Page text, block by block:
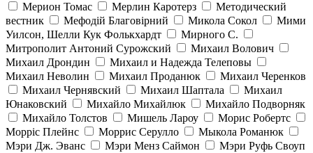
Мерион Томас
Мерлин Каротерз
Методический
вестник
Мефодій Благовірний Микола Сокол
Мими
Уилсон, Шелли Кук Фолькхардт
Мирного С.
Митрополит Антоний Сурожский
Михаил Волович
Михаил Дрондин
Михаил и Надежда Телеповы
Михаил Неволин
Михаил Проданюк
Михаил Черенков
Михаил Чернявский
Михаил Шаптала
Михаил
Юнаковский
Михайло Михайлюк
Михайло Подворняк
Михайло Толстов
Мишель Лароу
Морис Робертс
Морріс Плейнс
Моррис Серулло
Мыкола Романюк
Мэри Дж. Эванс
Мэри Менз Саймон
Мэри Руфь Своуп